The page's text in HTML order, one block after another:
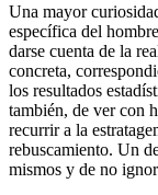
Una mayor
específica del
darse cuenta de la
concreta,
los resultados
también, de ver con
recurrir a la
rebuscamiento. Un
mismos y de no